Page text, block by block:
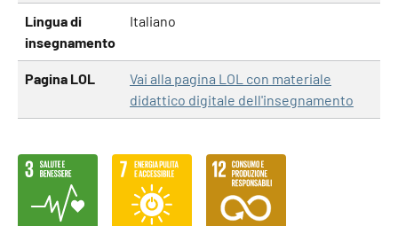
Lingua di
insegnamento
Italiano
Pagina LOL
Vai alla pagina LOL con materiale
didattico digitale dell'insegnamento